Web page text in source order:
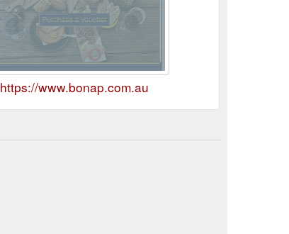
https://www.bonap.com.au